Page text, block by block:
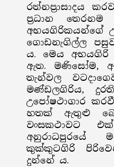
රත්නප්‍රාසාදය
ප්‍රධාන
අභයගිරිකයන්ගේ
ගොඩනැගිල්ල
ය. මෙය අභයගිරි
ඇත. මණිසෝම,
තැන්වල
මණ්ඩලගිරිය,
උපෝෂථාගාර
හතක් ඇතුළු
වංසකථාවට
අනුරාධපුරයේ
කුක්කුටගිරි
දුන්නේ ය.